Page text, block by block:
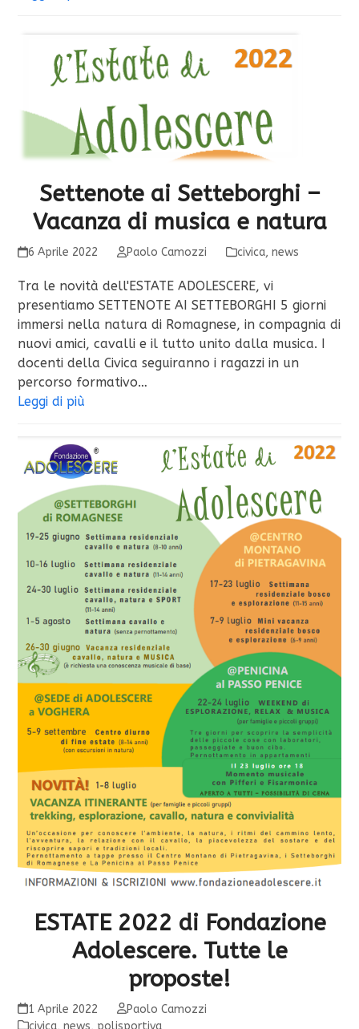
Settenote ai Setteborghi –
Vacanza di musica e natura
6 Aprile 2022 Paolo Camozzi civica, news
Tra le novità dell'ESTATE ADOLESCERE, vi
presentiamo SETTENOTE AI SETTEBORGHI 5 giorni
immersi nella natura di Romagnese, in compagnia di
nuovi amici, cavalli e il tutto unito dalla musica. I
docenti della Civica seguiranno i ragazzi in un
percorso formativo…
Leggi di più
ESTATE 2022 di Fondazione
Adolescere. Tutte le
proposte!
1 Aprile 2022
Paolo Camozzi
civica,news, polisportiva